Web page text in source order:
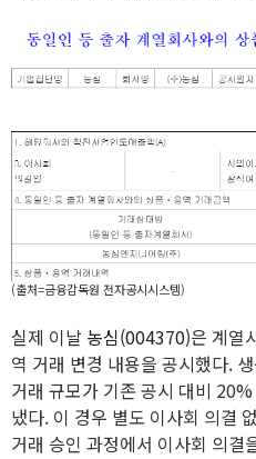
(출처=금융감독원 전자공시시스템)
실제 이날 농심(004370)은 계열
역 거래 변경 내용을 공시했다.
거래 규모가 기존 공시 대비
냈다. 이 경우 별도 이사회 의결
거래 승인 과정에서 이사회 의결